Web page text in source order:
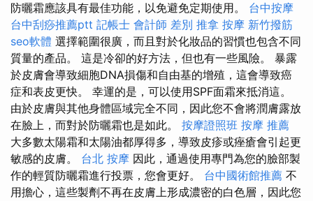
防曬霜應該具有最佳功能，以免避免定期使用。 台中按摩
台中刮痧推薦ptt 記帳士 會計師 差別 推拿 按摩 新竹撥筋
seo軟體 選擇範圍很廣，而且對於化妝品的習慣也包含不同
質量的產品。 這是冷卻的好方法，但也有一些風險。 暴露
於皮膚會導致細胞DNA損傷和自由基的增殖，這會導致癌
症和表皮更快。 幸運的是，可以使用SPF面霜來抵消這。
由於皮膚與其他身體區域完全不同，因此您不會將潤膚露放
在臉上，而對於防曬霜也是如此。 按摩證照班 按摩 推薦
大多數太陽霜和太陽油都厚得多，導致皮疹或痤瘡會引起更
敏感的皮膚。 台北 按摩 因此，通過使用專門為您的臉部製
作的輕質防曬霜進行投票，您會更好。 台中國術館推薦 不
用擔心，這些製劑不再在皮膚上形成濃密的白色層，因此您